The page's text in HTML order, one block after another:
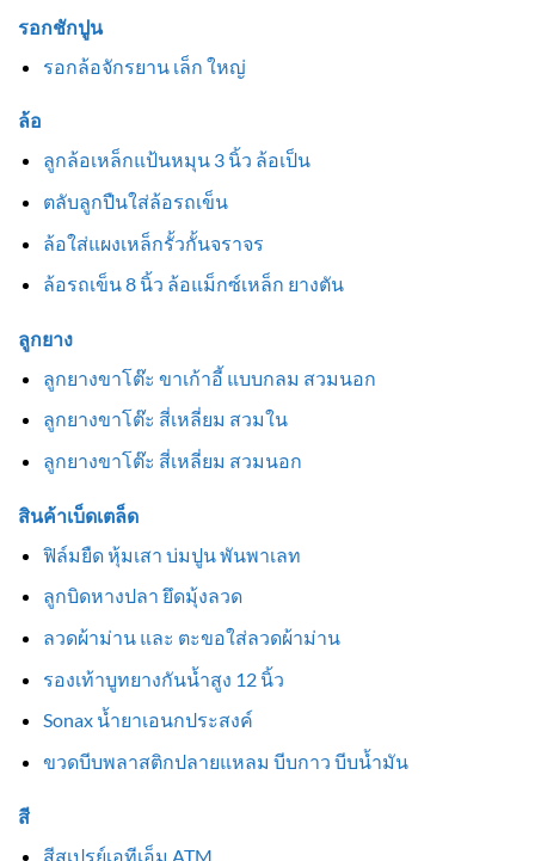
รอกชักปูน
รอกล้อจักรยาน เล็ก ใหญ่
ล้อ
ลูกล้อเหล็กแป้นหมุน 3 นิ้ว ล้อเป็น
ตลับลูกปืนใส่ล้อรถเข็น
ล้อใส่แผงเหล็กรั้วกั้นจราจร
ล้อรถเข็น 8 นิ้ว ล้อแม็กซ์เหล็ก ยางตัน
ลูกยาง
ลูกยางขาโต๊ะ ขาเก้าอี้ แบบกลม สวมนอก
ลูกยางขาโต๊ะ สี่เหลี่ยม สวมใน
ลูกยางขาโต๊ะ สี่เหลี่ยม สวมนอก
สินค้าเบ็ดเตล็ด
ฟิล์มยืด หุ้มเสา บ่มปูน พันพาเลท
ลูกบิดหางปลา ยึดมุ้งลวด
ลวดผ้าม่าน และ ตะขอใส่ลวดผ้าม่าน
รองเท้าบูทยางกันน้ำสูง 12 นิ้ว
Sonax น้ำยาเอนกประสงค์
ขวดบีบพลาสติกปลายแหลม บีบกาว บีบน้ำมัน
สี
สีสเปรย์เอทีเอ็ม ATM